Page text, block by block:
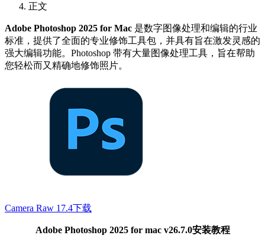
正文
Adobe Photoshop 2025 for Mac 是数字图像处理和编辑的行业
标准，提供了全面的专业修饰工具包，并具有旨在激发灵感的
强大编辑功能。Photoshop 带有大量图像处理工具，旨在帮助
您轻松而又精确地修饰照片。
Camera Raw 17.4下载
Adobe Photoshop 2025 for mac v26.7.0安装教程